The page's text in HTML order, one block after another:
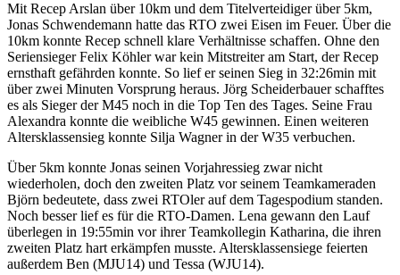
Mit Recep Arslan über 10km und dem Titelverteidiger über 5km,
Jonas Schwendemann hatte das RTO zwei Eisen im Feuer. Über die
10km konnte Recep schnell klare Verhältnisse schaffen. Ohne den
Seriensieger Felix Köhler war kein Mitstreiter am Start, der Recep
ernsthaft gefährden konnte. So lief er seinen Sieg in 32:26min mit
über zwei Minuten Vorsprung heraus. Jörg Scheiderbauer schafftes
es als Sieger der M45 noch in die Top Ten des Tages. Seine Frau
Alexandra konnte die weibliche W45 gewinnen. Einen weiteren
Altersklassensieg konnte Silja Wagner in der W35 verbuchen.
Über 5km konnte Jonas seinen Vorjahressieg zwar nicht
wiederholen, doch den zweiten Platz vor seinem Teamkameraden
Björn bedeutete, dass zwei RTOler auf dem Tagespodium standen.
Noch besser lief es für die RTO-Damen. Lena gewann den Lauf
überlegen in 19:55min vor ihrer Teamkollegin Katharina, die ihren
zweiten Platz hart erkämpfen musste. Altersklassensiege feierten
außerdem Ben (MJU14) und Tessa (WJU14).